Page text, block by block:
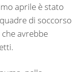
aprile è stato
di soccorso
avrebbe